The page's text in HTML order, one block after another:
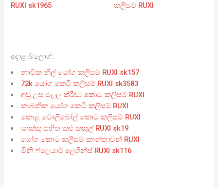
RUXI sk1965
කලිසම් RUXI
අදාළ බ්ලොග්:
නාවික නිල් යෝග කලිසම් RUXI sk157
72k යෝග කෙටි කලිසම් RUXI sk3583
අඩු උස මලල ක්රීඩා කොට කලිසම් RUXI
කාබනික යෝග කෙටි කලිසම් RUXI
කොළ වොලිබෝල් කොට කලිසම් RUXI
සාක්කු සහිත කළු කකුල් RUXI sk19
යෝග කොට කලිසම් කාන්තාවන් RUXI
මිනි ෆ්ලෙයාර් ලෙගින්ස් RUXI sk116